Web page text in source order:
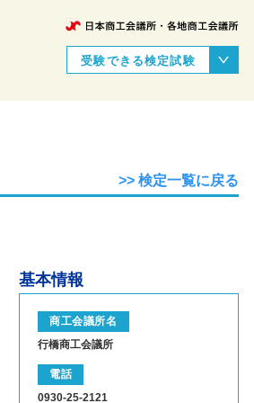
受験できる検定試験
>> 検定一覧に戻る
基本情報
商工会議所名
行橋商工会議所
電話
0930-25-2121